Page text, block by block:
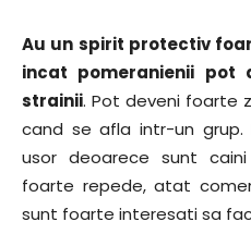
Au un spirit protectiv
incat pomeranienii pot
strainii. Pot deveni foarte
cand se afla intr-un
usor deoarece sunt
foarte repede, atat
sunt foarte interesati sa